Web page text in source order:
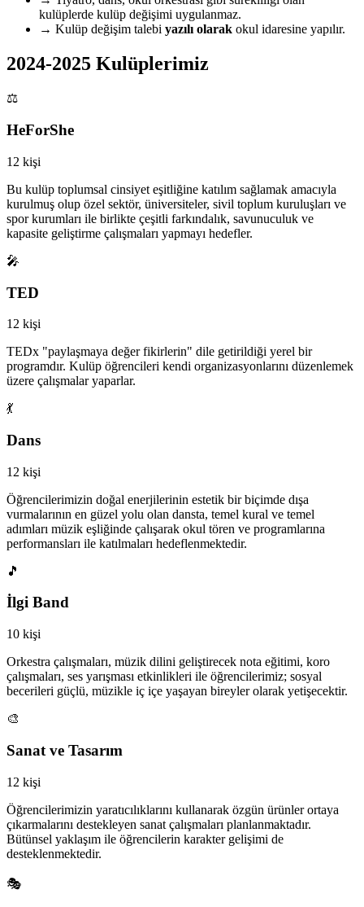
kulüplerde kulüp değişimi uygulanmaz.
→ Kulüp değişim talebi yazılı olarak okul idaresine yapılır.
2024-2025 Kulüplerimiz
⚖️
HeForShe
12 kişi
Bu kulüp toplumsal cinsiyet eşitliğine katılım sağlamak amacıyla
kurulmuş olup özel sektör, üniversiteler, sivil toplum kuruluşları ve
spor kurumları ile birlikte çeşitli farkındalık, savunuculuk ve
kapasite geliştirme çalışmaları yapmayı hedefler.
🎤
TED
12 kişi
TEDx "paylaşmaya değer fikirlerin" dile getirildiği yerel bir
programdır. Kulüp öğrencileri kendi organizasyonlarını düzenlemek
üzere çalışmalar yaparlar.
💃
Dans
12 kişi
Öğrencilerimizin doğal enerjilerinin estetik bir biçimde dışa
vurmalarının en güzel yolu olan dansta, temel kural ve temel
adımları müzik eşliğinde çalışarak okul tören ve programlarına
performansları ile katılmaları hedeflenmektedir.
🎵
İlgi Band
10 kişi
Orkestra çalışmaları, müzik dilini geliştirecek nota eğitimi, koro
çalışmaları, ses yarışması etkinlikleri ile öğrencilerimiz; sosyal
becerileri güçlü, müzikle iç içe yaşayan bireyler olarak yetişecektir.
🎨
Sanat ve Tasarım
12 kişi
Öğrencilerimizin yaratıcılıklarını kullanarak özgün ürünler ortaya
çıkarmalarını destekleyen sanat çalışmaları planlanmaktadır.
Bütünsel yaklaşım ile öğrencilerin karakter gelişimi de
desteklenmektedir.
🎭